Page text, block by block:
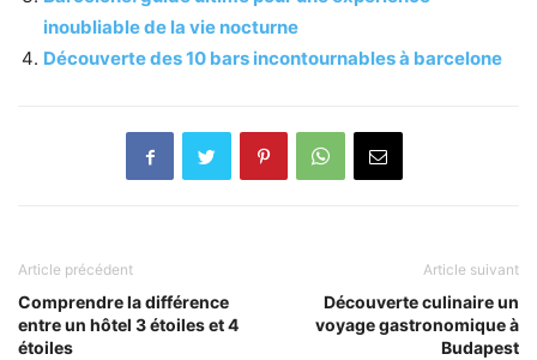
inoubliable de la vie nocturne
Découverte des 10 bars incontournables à barcelone
Article précédent
Comprendre la différence
entre un hôtel 3 étoiles et 4
étoiles
Article suivant
Découverte culinaire un
voyage gastronomique à
Budapest